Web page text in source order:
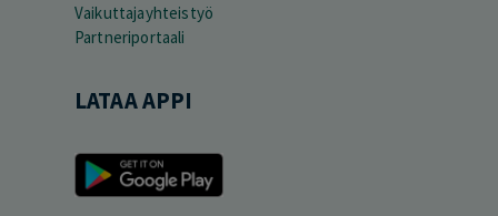
Vaikuttajayhteistyö
Partneriportaali
LATAA APPI